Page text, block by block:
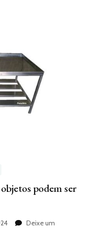
podem ser
Deixe um